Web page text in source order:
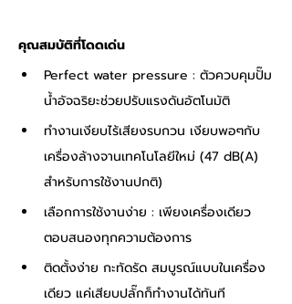
คุณสมบัติที่โดดเด่น
Perfect water pressure : ตัวควบคุมปั๊ม
น้ำอัจฉริยะช่วยปรับแรงดันอัตโนมัติ
ทำงานเงียบไร้เสียงรบกวน เงียบพอๆกับ
เครื่องล้างจานเทคโนโลยีใหม่ (47 dB(A)
สำหรับการใช้งานปกติ)
เลือกการใช้งานง่าย : เพียงเครื่องเดียว
ตอบสนองทุกความต้องการ
ติดตั้งง่าย กะทัดรัด สมบูรณ์แบบในเครื่อง
เดียว แค่เสียบปลั๊กก็ทำงานได้ทันที